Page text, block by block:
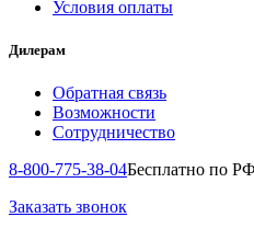
Условия оплаты
Дилерам
Обратная связь
Возможности
Сотрудничество
8-800-775-38-04Бесплатно по РФ
Заказать звонок